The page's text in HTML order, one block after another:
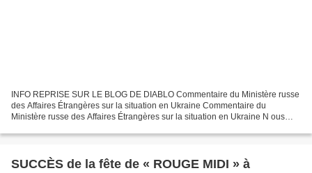
INFO REPRISE SUR LE BLOG DE DIABLO Commentaire du Ministère russe
des Affaires Étrangères sur la situation en Ukraine Commentaire du
Ministère russe des Affaires Étrangères sur la situation en Ukraine N ous
SUCCÈS de la fête de « ROUGE MIDI » à